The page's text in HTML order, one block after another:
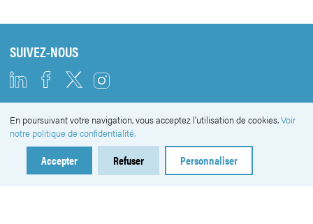
SUIVEZ-NOUS
NEWSLETTER
En poursuivant votre navigation, vous acceptez l'utilisation de cookies.Voir
notre politique de confidentialité.
Accepter Refuser Personnaliser